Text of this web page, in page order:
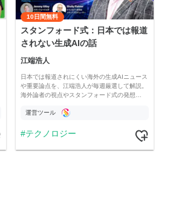
10日間無料
スタンフォード式：日本では報道
されない生成AIの話
江端浩人
日本では報道されにくい海外の生成AIニュース
や重要論点を、江端浩人が毎週厳選して解説。
海外論者の視点やスタンフォード式の発想…
運営ツール
テクノロジー